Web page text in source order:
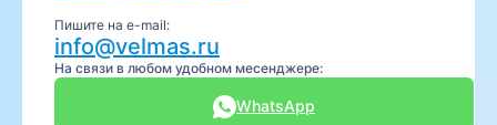
Пишите на e-mail:
info@velmas.ru
На связи в любом удобном месенджере:
WhatsApp